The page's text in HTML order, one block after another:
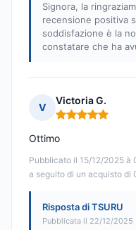
Signora, la
recensione positiva
soddisfazione è la
constatare che ha
V
Victoria G.
Nota: 5 su 5
Pubblicato il 15/12/2025 à
a seguito di un acquisto di
Ottimo
Risposta di TSURU
Pubblicata il 22/12/2025